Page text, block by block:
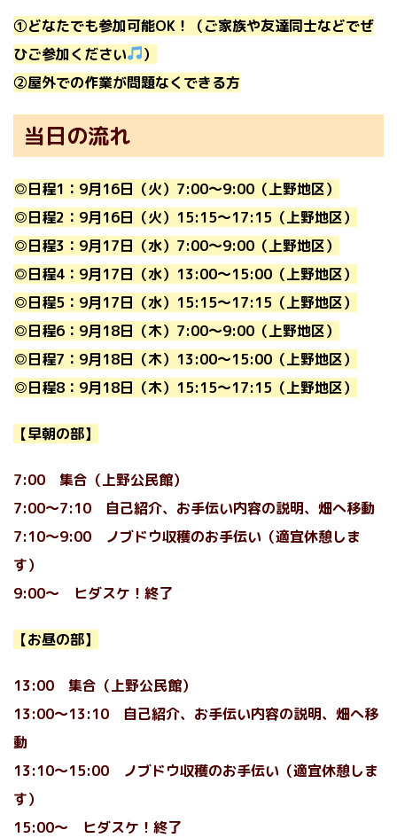
①どなたでも参加可能OK！（ご家族や友達同士などでぜ
ひご参加ください
）
②屋外での作業が問題なくできる方
当日の流れ
◎日程1：9月16日（火）7:00〜9:00（上野地区）
◎日程2：9月16日（火）15:15〜17:15（上野地区）
◎日程3：9月17日（水） 7:00〜9:00（上野地区）
◎日程4： 9月17日（水） 13:00〜15:00 （上野地区）
◎日程5： 9月17日（水） 15:15〜17:15 （上野地区）
◎日程6：9月18日（木） 7:00〜9:00 （上野地区）
◎日程7： 9月18日（木） 13:00〜15:00 （上野地区）
◎日程8： 9月18日（木） 15:15〜17:15 （上野地区）
【早朝の部】
7:00 集合（上野公民館）
7:00〜7:10 自己紹介、お手伝い内容の説明、畑へ移動
7:10〜9:00 ノブドウ収穫のお手伝い（適宜休憩しま
す）
9:00〜 ヒダスケ！終了
【お昼の部】
13:00 集合（上野公民館）
13:00〜13:10 自己紹介、お手伝い内容の説明、畑へ移
動
13:10〜15:00 ノブドウ収穫のお手伝い（適宜休憩しま
す）
15:00〜 ヒダスケ！終了